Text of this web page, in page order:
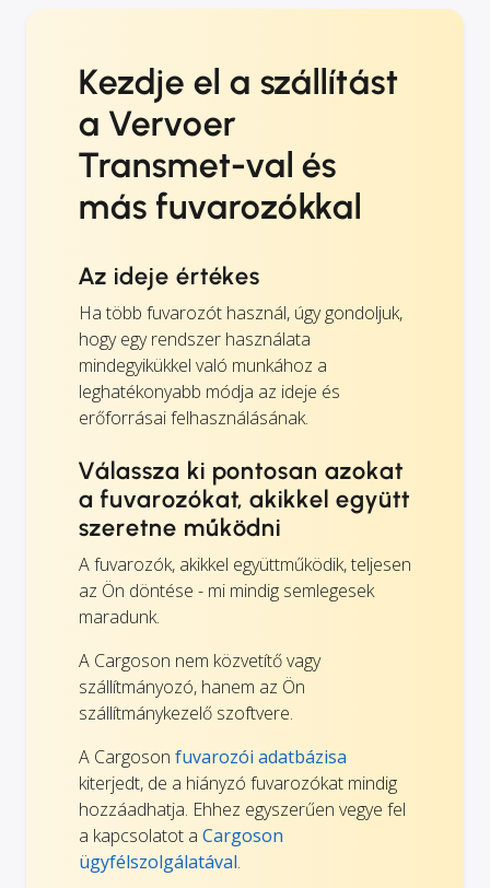
Kezdje el a szállítást
a Vervoer
Transmet-val és
más fuvarozókkal
Az ideje értékes
Ha több fuvarozót használ, úgy gondoljuk,
hogy egy rendszer használata
mindegyikükkel való munkához a
leghatékonyabb módja az ideje és
erőforrásai felhasználásának.
Válassza ki pontosan azokat
a fuvarozókat, akikkel együtt
szeretne működni
A fuvarozók, akikkel együttműködik, teljesen
az Ön döntése - mi mindig semlegesek
maradunk.
A Cargoson nem közvetítő vagy
szállítmányozó, hanem az Ön
szállítmánykezelő szoftvere.
A Cargoson fuvarozói adatbázisa
kiterjedt, de a hiányzó fuvarozókat mindig
hozzáadhatja. Ehhez egyszerűen vegye fel
a kapcsolatot a Cargoson
ügyfélszolgálatával.